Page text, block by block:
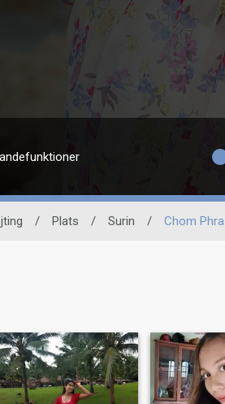
/ Plats / Surin / Chom Phra